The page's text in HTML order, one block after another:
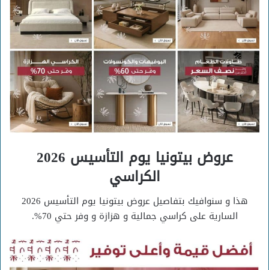
عروض بيتونيا يوم التأسيس 2026
الكراسي
هذا و سنوافيك بتفاصيل عروض بيتونيا يوم التأسيس 2026
السارية على كراسي جمالية و هزازة و وفر حتي 70%.